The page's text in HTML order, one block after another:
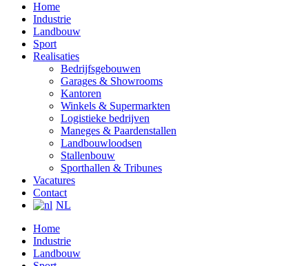
Home
Industrie
Landbouw
Sport
Realisaties
Bedrijfsgebouwen
Garages & Showrooms
Kantoren
Winkels & Supermarkten
Logistieke bedrijven
Maneges & Paardenstallen
Landbouwloodsen
Stallenbouw
Sporthallen & Tribunes
Vacatures
Contact
NL
Home
Industrie
Landbouw